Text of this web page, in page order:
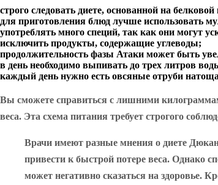
строго следовать диете, основанной на
для приготовления блюд лучше использовать
употреблять много специй, так как они могут
исключить продукты, содержащие углеводы;
продолжительность фазы Атаки может быть
в день необходимо выпивать до трех литров
каждый день нужно есть овсяные отруби
Вы сможете справиться с лишними
веса. Эта схема питания требует строгого
Врачи имеют разные мнения о диете
привести к быстрой потере веса. Однако
может негативно сказаться на здоровье.